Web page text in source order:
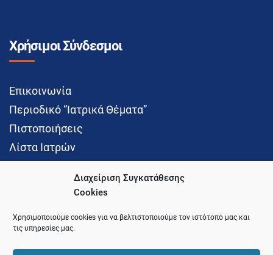
Διαχείριση Συγκατάθεσης
Cookies
Χρησιμοποιούμε cookies για να βελτιστοποιούμε τον ιστότοπό μας και
τις υπηρεσίες μας.
Χρήσιμοι Σύνδεσμοι
Επικοινωνία
Περιοδικό “Ιατρικά Θέματα”
Πιστοποιήσεις
Λίστα Ιατρών
Social Media